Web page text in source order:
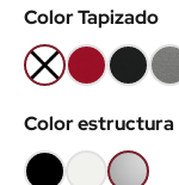
22
Color Tapizado
No
tapizado
BS
Rojo
C7
BS
Negro
C5
Gris
H19
Color estructura
NegroBlancoGris